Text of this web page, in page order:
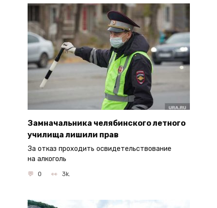
Замначальника челябинского летного
училища лишили прав
За отказ проходить освидетельствование
на алкоголь
0 3k.